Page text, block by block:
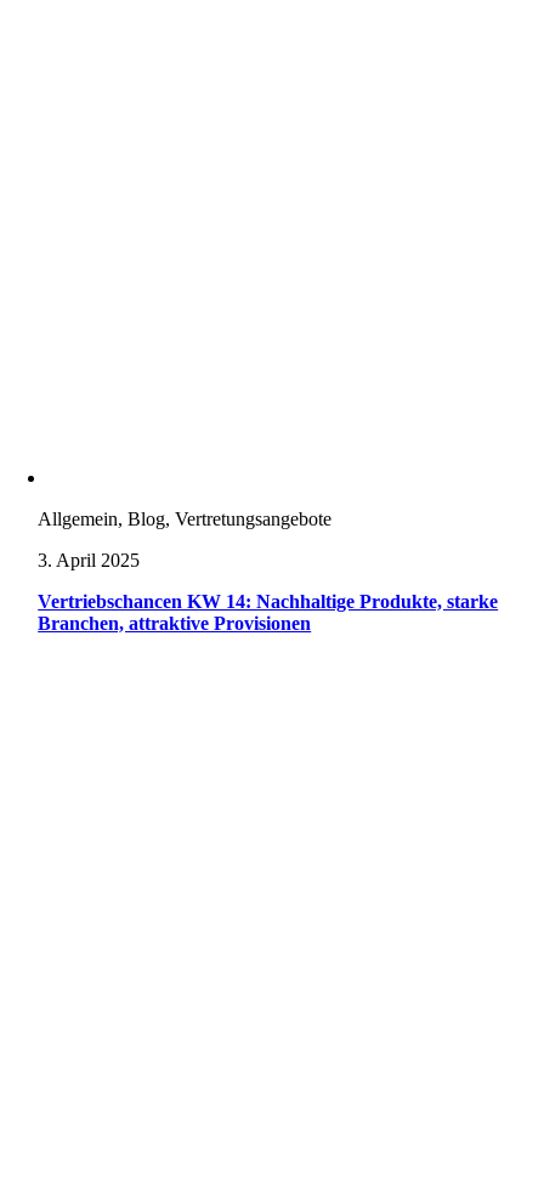
Allgemein, Blog, Vertretungsangebote
3. April 2025
Vertriebschancen KW 14: Nachhaltige Produkte, starke
Branchen, attraktive Provisionen